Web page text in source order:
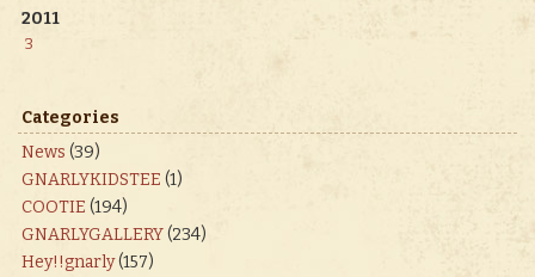
2011
3
Categories
News (39)
GNARLYKIDSTEE (1)
COOTIE (194)
GNARLYGALLERY(234)
Hey!!gnarly(157)